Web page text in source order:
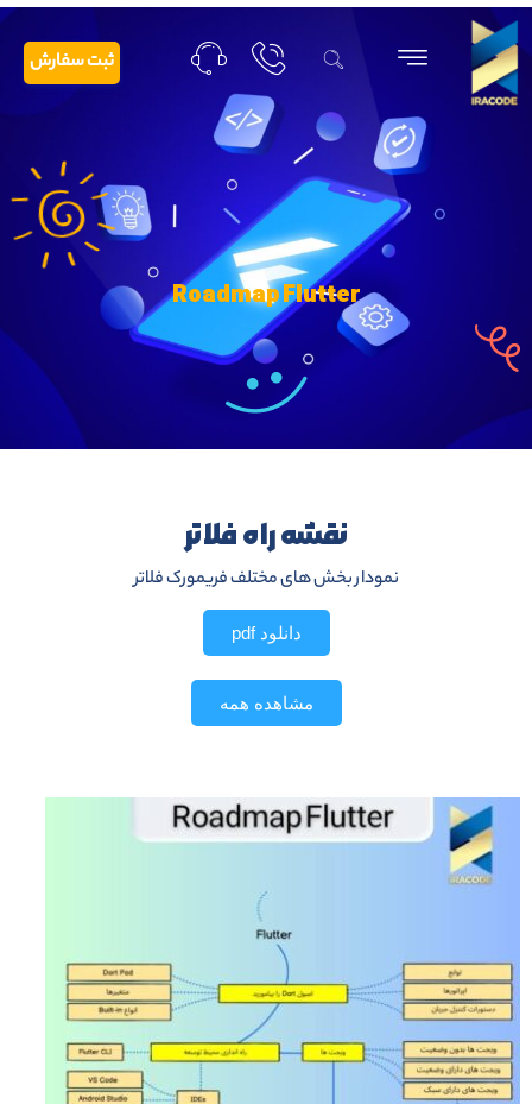
ثبت سفارش
Roadmap Flutter
نقشه راه فلاتر
نمودار بخش های مختلف فریمورک فلاتر
دانلود pdf
مشاهده همه